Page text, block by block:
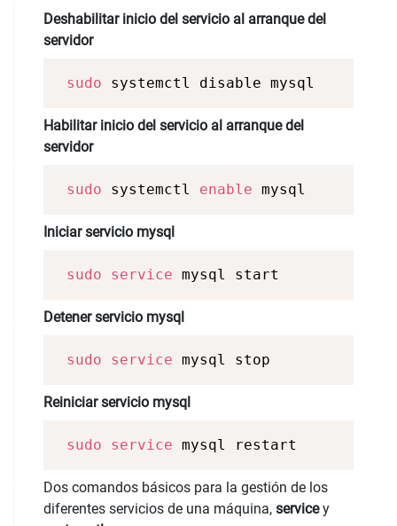
Deshabilitar inicio del servicio al arranque del
servidor
sudo systemctl disable mysql
Habilitar inicio del servicio al arranque del
servidor
sudo systemctl enable mysql
Iniciar servicio mysql
sudo service mysql start
Detener servicio mysql
sudo service mysql stop
Reiniciar servicio mysql
sudo service mysql restart
Dos comandos básicos para la gestión de los
diferentes servicios de una máquina, servicey